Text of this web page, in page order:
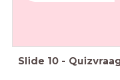
Slide 10 -